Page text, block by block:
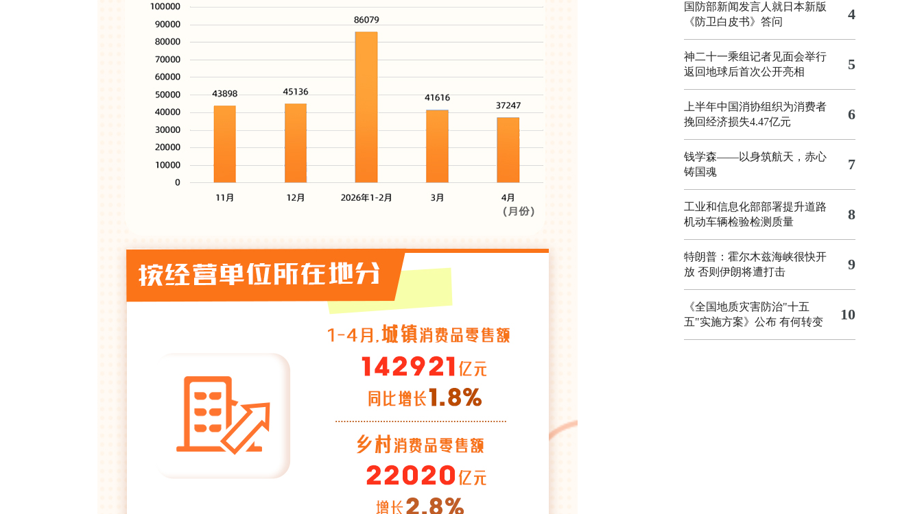
国防部新闻发言人就日本新版
《防卫白皮书》答问
4
神二十一乘组记者见面会举行
返回地球后首次公开亮相
5
上半年中国消协组织为消费者
挽回经济损失4.47亿元
6
钱学森——以身筑航天，赤心
铸国魂
7
工业和信息化部部署提升道路
机动车辆检验检测质量
8
特朗普：霍尔木兹海峡很快开
放 否则伊朗将遭打击
9
《全国地质灾害防治"十五
五"实施方案》公布 有何转变
10